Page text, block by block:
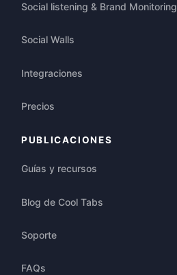
Social listening & Brand Monitoring
Social Walls
Integraciones
Precios
PUBLICACIONES
Guías y recursos
Blog de Cool Tabs
Soporte
FAQs